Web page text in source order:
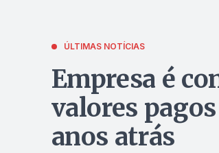
ÚLTIMAS NOTÍCIAS
Empresa é
valores
anos atrás